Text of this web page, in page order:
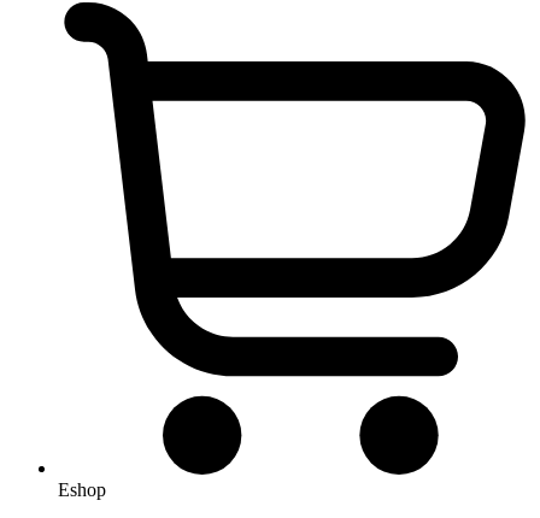
Eshop